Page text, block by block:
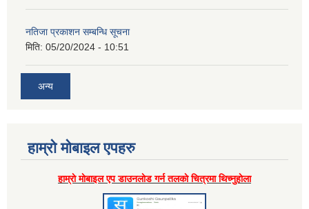
नतिजा प्रकाशन सम्बन्धि सूचना
मिति: 05/20/2024 - 10:51
अन्य
हाम्राे माेबाइल एपहरु
हाम्राे माेबाइल एप डाउनलाेड गर्न तलकाे चित्रमा थिच्नुहाेला